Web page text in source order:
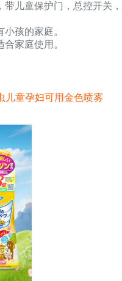
儿童保护门，总控开关，
孩的家庭。
家庭使用。
儿童孕妇可用金色喷雾